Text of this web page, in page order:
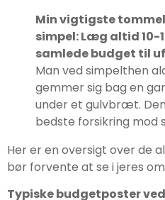
Min vigtigste
simpel: Læg altid 10-
samlede budget til
Man ved simpelthen
gemmer sig bag en
under et gulvbræt.
bedste forsikring mod
Her er en oversigt over de
bør forvente at se i jeres
Typiske budgetposter